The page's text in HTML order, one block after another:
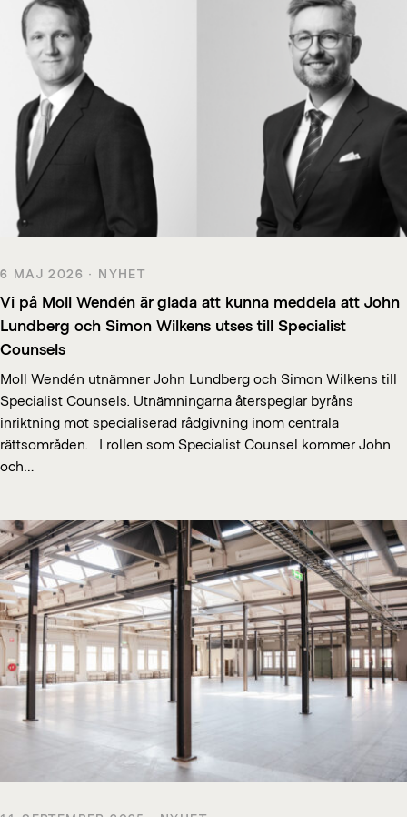
6 MAJ 2026 · NYHET
Vi på Moll Wendén är glada att kunna meddela att John
Lundberg och Simon Wilkens utses till Specialist
Counsels
Moll Wendén utnämner John Lundberg och Simon Wilkens till
Specialist Counsels. Utnämningarna återspeglar byråns
inriktning mot specialiserad rådgivning inom centrala
rättsområden. I rollen som Specialist Counsel kommer John
och…